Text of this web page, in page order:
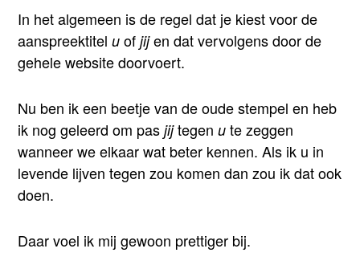
In het algemeen is de regel dat je kiest voor de
aanspreektitelu ofjijen dat vervolgens door de
gehele website doorvoert.
Nu ben ik een beetje van de oude stempel en heb
ik nog geleerd om pasjijtegenu te zeggen
wanneer we elkaar wat beter kennen. Als ik u in
levende lijven tegen zou komen dan zou ik dat ook
doen.
Daar voel ik mij gewoon prettiger bij.